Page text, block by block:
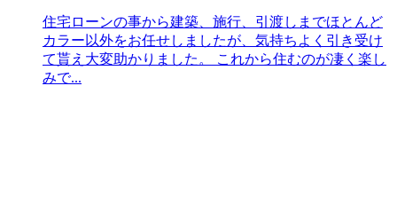
住宅ローンの事から建築、施行、引渡しまでほとんど
カラー以外をお任せしましたが、気持ちよく引き受け
て貰え大変助かりました。 これから住むのが凄く楽し
みで...